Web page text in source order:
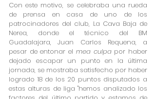
Con este motivo, se celebraba una rueda
de prensa en casa de uno de los
patrocinadores del club, La Cava Baja de
Nerea, donde el técnico del BM
Guadalajara, Juan Carlos Requena, a
pesar de entonar el mea culpa por haber
dejado escapar un punto en la última
jornada, se mostraba satisfecho por haber
logrado 18 de los 20 puntos disputados a
estas alturas de liga "hemos analizado los